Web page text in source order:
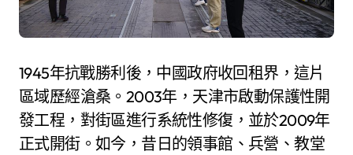
1945年抗戰勝利後，中國政府收回租界，這片
區域歷經滄桑。2003年，天津市啟動保護性開
發工程，對街區進行系統性修復，並於2009年
正式開街。如今，昔日的領事館、兵營、教堂